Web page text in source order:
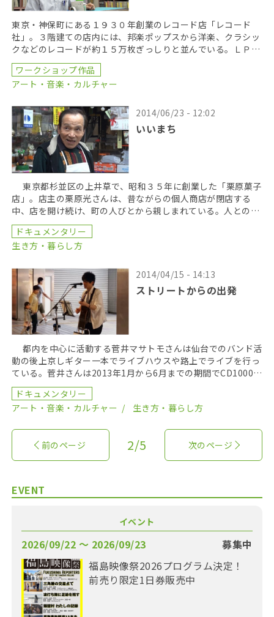
東京・神保町にある１９３０年創業のレコード店「レコード
社」。３階建ての店内には、邦楽ポップスから洋楽、クラシッ
クなどのレコードが約１５万枚ぎっしりと並んでいる。ＬＰレ
コードの他にも、戦前・戦中のＳＰ盤レコードや、テープ、
[…]
ワークショップ作品
アート・音楽・カルチャー
2014/06/23 - 12:02
いいまち
東京都杉並区の上井草で、昭和３５年に創業した「栗原菓子
店」。店主の栗原光さんは、昔ながらの個人商店が閉店する
中、店を開け続け、町の人びとから親しまれている。人との繋
がりを大切にし「いいまちだよ」と話す栗原さんの仕事や […]
ドキュメンタリー
生き方・暮らし方
2014/04/15 - 14:13
ストリートからの出発
都内を中心に活動する菅井マサトモさんは仙台でのバンド活
動の後上京しギター一本でライブハウスや路上でライブを行っ
ている。菅井さんは2013年1月から6月までの期間でCD1000枚
を手売りし、7月にワンマンライブで完売を […]
ドキュメンタリー
アート・音楽・カルチャー
生き方・暮らし方
前のページ 2/5 次のページ
EVENT
イベント
2026/09/22 〜 2026/09/23
募集中
福島映像祭2026プログラム決定！
前売り限定1日券販売中